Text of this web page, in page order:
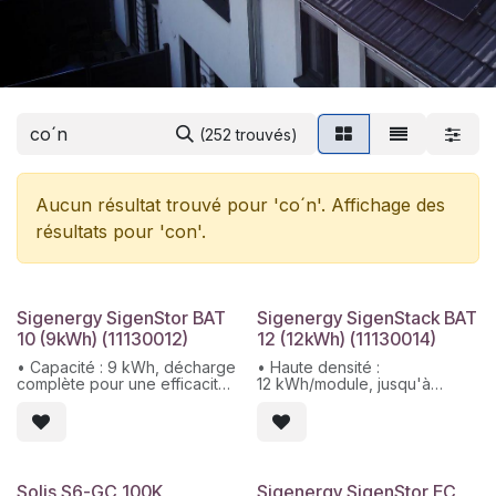
(252 trouvés)
Aucun résultat trouvé pour 'co´n'. Affichage des
résultats pour 'con'.
Sigenergy SigenStor BAT
10 (9kWh) (11130012)
• Capacité : 9 kWh, décharge
complète pour une efficacité
• Modulaire et empilable :
jusqu'à 6 modules par pile,
connecteurs auto-
Sigenergy SigenStack BAT
12 (12kWh) (11130014)
• Haute densité :
12 kWh/module, jusqu'à
• Sécurité : IP66, suppression
d'incendie et contrôle des
intégration CAN avec les